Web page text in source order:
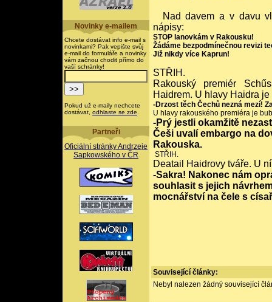
Novinky e-mailem
Chcete dostávat info e-mail s
novinkami? Pak vepište svůj
e-mail do formuláře a novinky
vám začnou chodit přímo do
vaší schránky!
Pokud už e-maily nechcete
dostávat, odhlaste se zde
Partneři
Oficiální stránky Andrzeje
Sapkowského v ČR
Nad davem a v davu
nápisy:
STOP lanovkám v Rakousku!
Žádáme bezpodmínečnou revizi
Již nikdy více Kaprun!
STŘIH.
Rakouský premiér
Haidrem. U hlavy Haidra
-Drzost těch Čechů nezná mezí!
U hlavy rakouského premiéra je
-Prý jestli okamžitě
Češi uvalí embargo na
Rakouska.
STŘIH.
Deatail Haidrovy tváře. U
-Sakra! Nakonec nám
souhlasit s jejich
mocnářství na čele s
Související články:
Nebyl nalezen žádný související